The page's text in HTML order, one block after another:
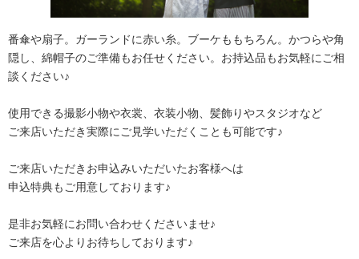
番傘や扇子。ガーランドに赤い糸。ブーケももちろん。かつらや角
隠し、綿帽子のご準備もお任せください。お持込品もお気軽にご相
談ください♪
使用できる撮影小物や衣裳、衣装小物、髪飾りやスタジオなど
ご来店いただき実際にご見学いただくことも可能です♪
ご来店いただきお申込みいただいたお客様へは
申込特典もご用意しております♪
是非お気軽にお問い合わせくださいませ♪
ご来店を心よりお待ちしております♪